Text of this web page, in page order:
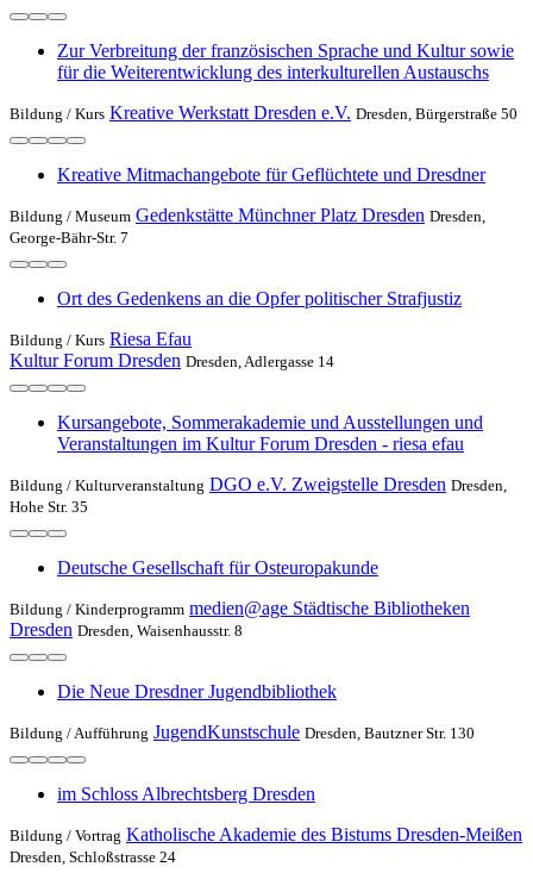
Zur Verbreitung der französischen Sprache und Kultur sowie
für die Weiterentwicklung des interkulturellen Austauschs
Bildung / Kurs Kreative Werkstatt Dresden e.V. Dresden, Bürgerstraße 50
Kreative Mitmachangebote für Geflüchtete und Dresdner
Bildung / Museum Gedenkstätte Münchner Platz Dresden Dresden,
George-Bähr-Str. 7
Ort des Gedenkens an die Opfer politischer Strafjustiz
Bildung / Kurs Riesa Efau
Kultur Forum Dresden Dresden, Adlergasse 14
Kursangebote, Sommerakademie und Ausstellungen und
Veranstaltungen im Kultur Forum Dresden - riesa efau
Bildung / Kulturveranstaltung DGO e.V. Zweigstelle Dresden Dresden,
Hohe Str. 35
Deutsche Gesellschaft für Osteuropakunde
Bildung / Kinderprogramm medien@age Städtische Bibliotheken
Dresden Dresden, Waisenhausstr. 8
Die Neue Dresdner Jugendbibliothek
Bildung / Aufführung JugendKunstschule Dresden, Bautzner Str. 130
im Schloss Albrechtsberg Dresden
Bildung / Vortrag Katholische Akademie des Bistums Dresden-Meißen
Dresden, Schloßstrasse 24